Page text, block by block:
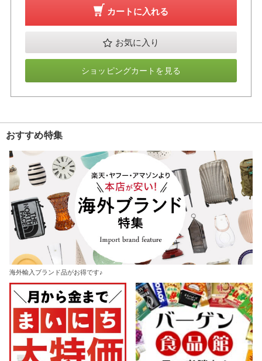
カートに入れる
お気に入り
ショッピングカートを見る
おすすめ特集
海外輸入ブランド品がお得です♪